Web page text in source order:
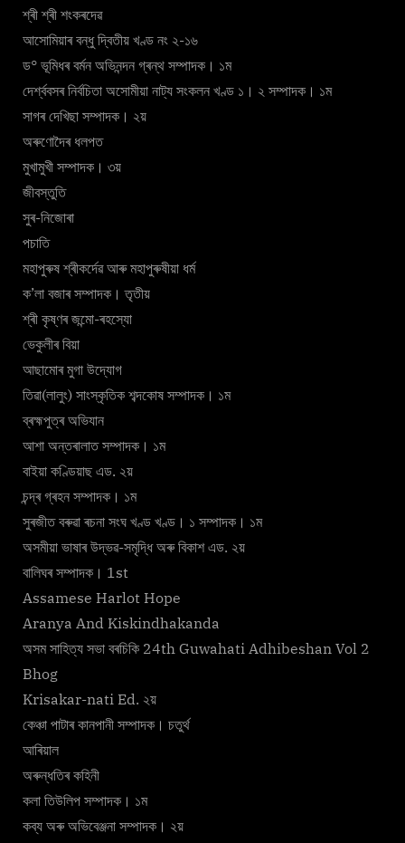
শ্ৰী শ্ৰী শংকৰদেৱ
আসোমিয়াৰ বন্ধু দ্বিতীয় খণ্ড নং ২-১৬
ড° ভূমিধৰ বৰ্মন অভিনন্দন গ্ৰন্থ সম্পাদক। ১ম
দেৰ্শ্ববসৰ নিৰ্বচিতা অসোমীয়া নাট্য সংকলন খণ্ড ১। ২ সম্পাদক। ১ম
সাগৰ দেখিছা সম্পাদক। ২য়
অৰুণোদৈৰ ধলপত
মুখামুখী সম্পাদক। ৩য়
জীবস্তুতি
সুৰ-নিজোৰা
পচাতি
মহাপুৰুষ শ্ৰীকৰ্দেৱ আৰু মহাপুৰুষীয়া ধৰ্ম
ক’লা বজাৰ সম্পাদক। তৃতীয়
শ্ৰী কৃষ্ণৰ জন্মো-ৰহস্যো
ভেকুলীৰ বিয়া
আছামোৰ মুগা উদ্যোগ
তিৱা(লালুং) সাংস্কৃতিক শব্দকোষ সম্পাদক। ১ম
ব্ৰহ্মপুত্ৰ অভিযান
আশা অন্তৰালাত সম্পাদক। ১ম
বাইয়া কণ্ডিয়াছ এড. ২য়
চন্দ্ৰ গ্ৰহন সম্পাদক। ১ম
সুৰজীত বৰুৱা ৰচনা সংঘ খণ্ড খণ্ড। ১ সম্পাদক। ১ম
অসমীয়া ভাষাৰ উদ্ভৱ-সমৃদ্ধি অৰু বিকাশ এড. ২য়
বালিঘৰ সম্পাদক। 1st
Assamese Harlot Hope
Aranya And Kiskindhakanda
অসম সাহিত্য সভা বৰচিকি 24th Guwahati Adhibeshan Vol 2
Bhog
Krisakar-nati Ed. ২য়
কেঞ্চা পাটাৰ কানপানী সম্পাদক। চতুৰ্থ
আৰিয়াল
অৰুন্ধতিৰ কহিনী
কলা তিউলিপ সম্পাদক। ১ম
কব্য অৰু অভিবেঞ্জনা সম্পাদক। ২য়